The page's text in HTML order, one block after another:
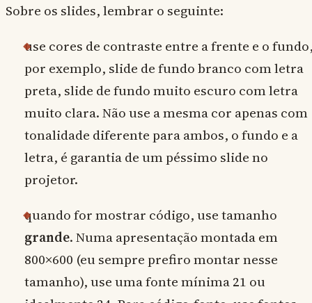
Sobre os slides, lembrar o seguinte:
use cores de contraste entre a frente e o
por exemplo, slide de fundo branco com letra
preta, slide de fundo muito escuro com letra
muito clara. Não use a mesma cor apenas com
tonalidade diferente para ambos, o fundo e a
letra, é garantia de um péssimo slide no
projetor.
quando for mostrar código, use tamanho
grande. Numa apresentação montada em
800×600 (eu sempre prefiro montar nesse
tamanho), use uma fonte mínima 21 ou